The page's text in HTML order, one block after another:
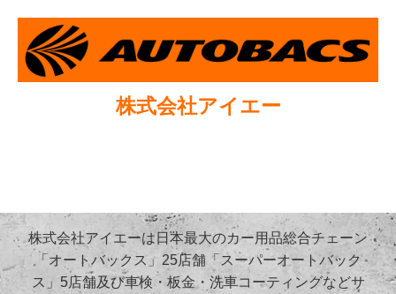
株式会社アイエー
株式会社アイエーは日本最大のカー用品総合チェーン
「オートバックス」25店舗「スーパーオートバック
ス」5店舗及び車検・板金・洗車コーティングなどサ